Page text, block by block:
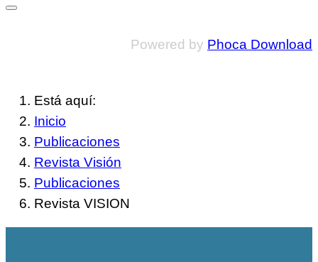
Powered by Phoca Download
Está aquí:
Inicio
Publicaciones
Revista Visión
Publicaciones
Revista VISION